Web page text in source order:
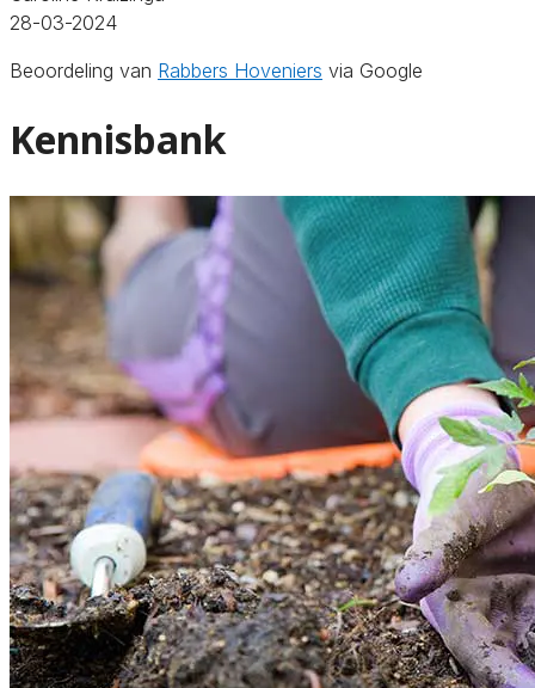
28-03-2024
Beoordeling van Rabbers Hoveniers via Google
Kennisbank